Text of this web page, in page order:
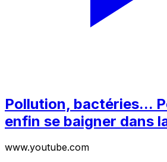
Pollution, bactéries...
enfin se baigner dans
www.youtube.com